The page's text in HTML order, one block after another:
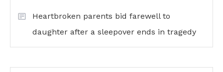
Heartbroken parents bid farewell to
daughter after a sleepover ends in tragedy